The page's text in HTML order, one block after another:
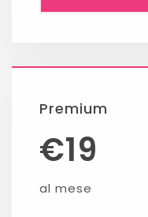
Premium
€19
al mese